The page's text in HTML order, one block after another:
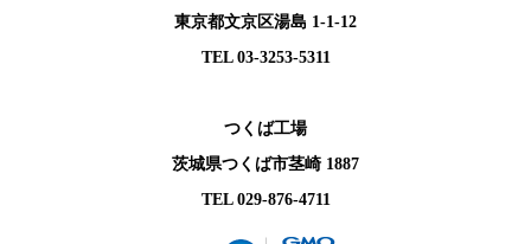
東京都文京区湯島 1-1-12
TEL 03-3253-5311
つくば工場
茨城県つくば市茎崎 1887
TEL 029-876-4711